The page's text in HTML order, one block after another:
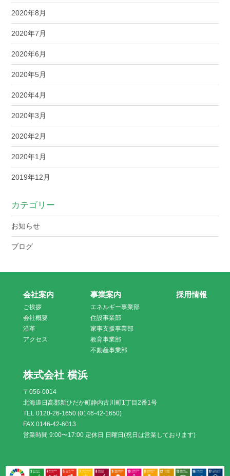
2020年8月
2020年7月
2020年6月
2020年5月
2020年4月
2020年3月
2020年2月
2020年1月
2019年12月
カテゴリー
お知らせ
ブログ
株式会社 横浜
〒056-0014
北海道日高郡新ひだか町静内古川町1丁目2番1号
TEL 0120-26-1650 (0146-42-1650)
FAX 0146-42-6013
営業時間 9:00〜17:00 定休日 日曜日(祝日は営業しております)
会社案内
ご挨拶
会社概要
沿革
アクセス
事業案内
エネルギー事業部
住設事業部
家事支援事業部
教育事業部
不動産事業部
採用情報